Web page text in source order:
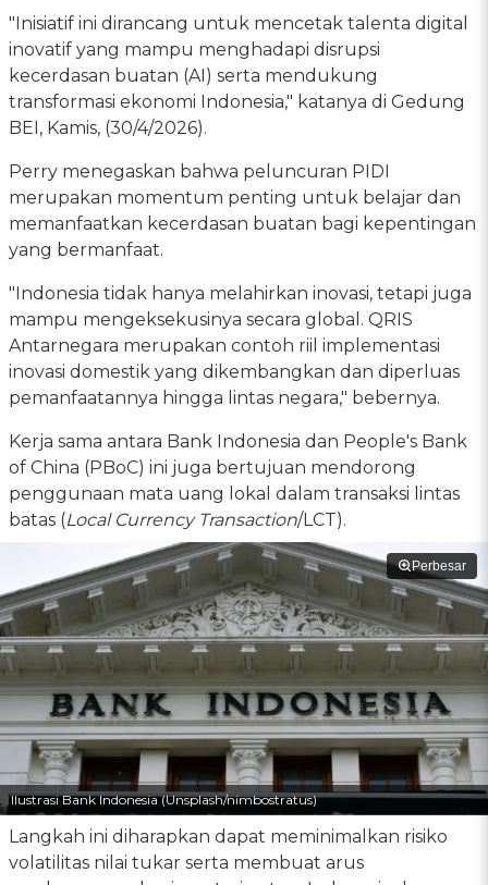
"Inisiatif ini dirancang untuk mencetak talenta digital
inovatif yang mampu menghadapi disrupsi
kecerdasan buatan (AI) serta mendukung
transformasi ekonomi Indonesia," katanya di Gedung
BEI, Kamis, (30/4/2026).
Perry menegaskan bahwa peluncuran PIDI
merupakan momentum penting untuk belajar dan
memanfaatkan kecerdasan buatan bagi kepentingan
yang bermanfaat.
"Indonesia tidak hanya melahirkan inovasi, tetapi juga
mampu mengeksekusinya secara global. QRIS
Antarnegara merupakan contoh riil implementasi
inovasi domestik yang dikembangkan dan diperluas
pemanfaatannya hingga lintas negara," bebernya.
Kerja sama antara Bank Indonesia dan People's Bank
of China (PBoC) ini juga bertujuan mendorong
penggunaan mata uang lokal dalam transaksi lintas
batas (Local Currency Transaction/LCT).
Perbesar
Ilustrasi Bank Indonesia (Unsplash/nimbostratus)
Langkah ini diharapkan dapat meminimalkan risiko
volatilitas nilai tukar serta membuat arus